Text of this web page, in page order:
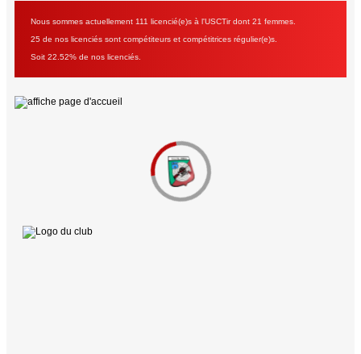
Nous sommes actuellement 111 licencié(e)s à l'USCTir dont 21 femmes.
25 de nos licenciés sont compétiteurs et compétitrices régulier(e)s.
Soit 22.52% de nos licenciés.